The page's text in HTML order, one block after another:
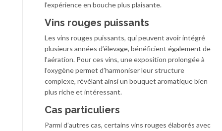
l’expérience en bouche plus plaisante.
Vins rouges puissants
Les vins rouges puissants, qui peuvent avoir intégré
plusieurs années d’élevage, bénéficient également de
l’aération. Pour ces vins, une exposition prolongée à
l’oxygène permet d’harmoniser leur structure
complexe, révélant ainsi un bouquet aromatique bien
plus riche et intéressant.
Cas particuliers
Parmi d’autres cas, certains vins rouges élaborés avec